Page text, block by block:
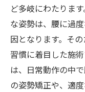
ど多岐にわたりま
な姿勢は、腰に過
因となります。そ
習慣に着目した施
は、日常動作の中
の姿勢矯正や、適